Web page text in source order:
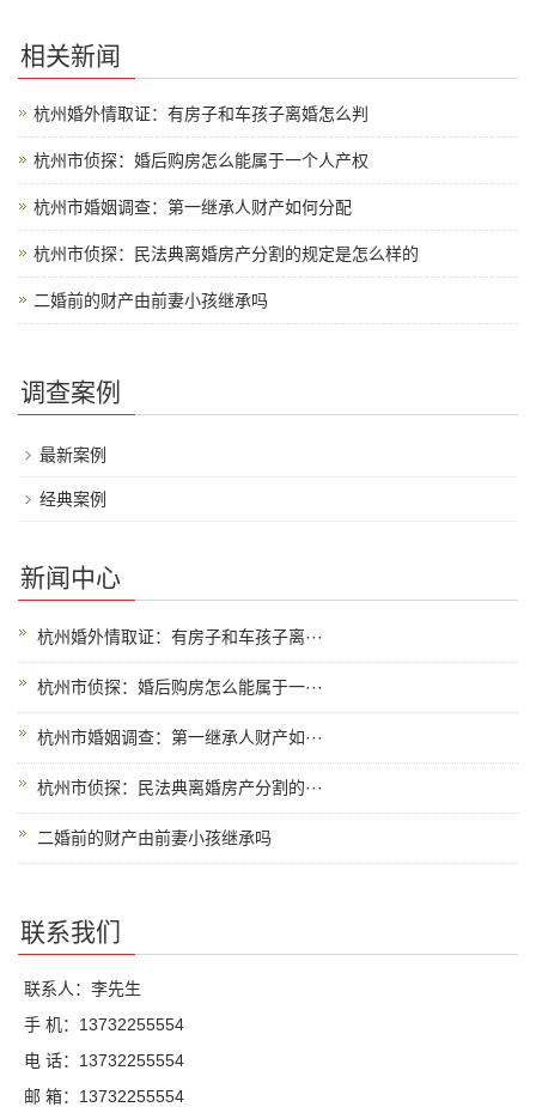
相关新闻
杭州婚外情取证：有房子和车孩子离婚怎么判
杭州市侦探：婚后购房怎么能属于一个人产权
杭州市婚姻调查：第一继承人财产如何分配
杭州市侦探：民法典离婚房产分割的规定是怎么样的
二婚前的财产由前妻小孩继承吗
调查案例
最新案例
经典案例
新闻中心
杭州婚外情取证：有房子和车孩子离···
杭州市侦探：婚后购房怎么能属于一···
杭州市婚姻调查：第一继承人财产如···
杭州市侦探：民法典离婚房产分割的···
二婚前的财产由前妻小孩继承吗
联系我们
联系人：李先生
手 机：13732255554
电 话：13732255554
邮 箱：13732255554